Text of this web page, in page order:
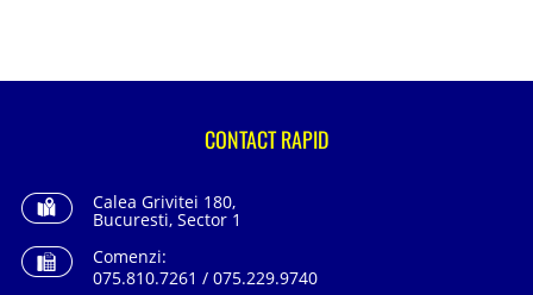
CONTACT RAPID
Calea Grivitei 180,
Bucuresti, Sector 1
Comenzi:
075.810.7261 / 075.229.9740